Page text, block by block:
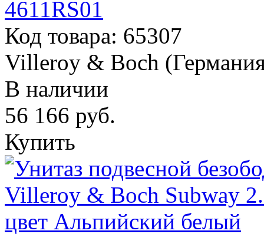
4611RS01
Код товара: 65307
Villeroy & Boch
В наличии
56 166 руб.
Купить